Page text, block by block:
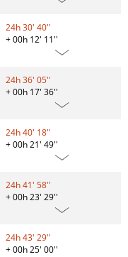
24h 30' 40''
+ 00h 12' 11''
24h 36' 05''
+ 00h 17' 36''
24h 40' 18''
+ 00h 21' 49''
24h 41' 58''
+ 00h 23' 29''
24h 43' 29''
+ 00h 25' 00''